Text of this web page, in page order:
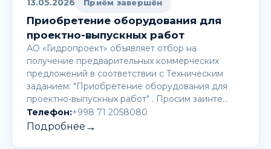
Приём завершён
Приобретение оборудования для
проектно-выпускных работ
АО «Гидропроект» объявляет отбор на
получение предварительных коммерческих
предложений в соответствии с Техническим
заданием: "Приобретение оборудования для
проектно-выпускных работ" . Просим заинте…
Телефон:+998 71 2058080
Подробнее →